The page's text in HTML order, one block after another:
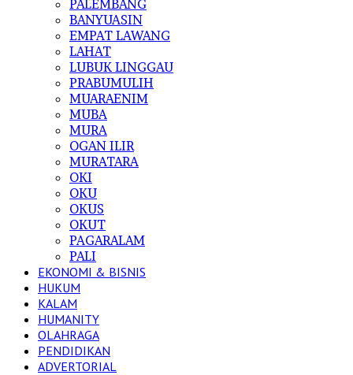
PALEMBANG
BANYUASIN
EMPAT LAWANG
LAHAT
LUBUK LINGGAU
PRABUMULIH
MUARAENIM
MUBA
MURA
OGAN ILIR
MURATARA
OKI
OKU
OKUS
OKUT
PAGARALAM
PALI
EKONOMI & BISNIS
HUKUM
KALAM
HUMANITY
OLAHRAGA
PENDIDIKAN
ADVERTORIAL